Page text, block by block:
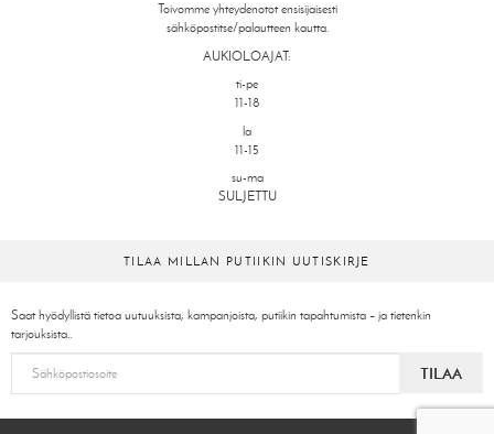
Toivomme yhteydenotot ensisijaisesti
sähköpostitse/palautteen kautta.
AUKIOLOAJAT:
ti-pe
11-18
la
11-15
su-ma
SULJETTU
TILAA MILLAN PUTIIKIN UUTISKIRJE
Saat hyödyllistä tietoa uutuuksista, kampanjoista, putiikin tapahtumista – ja tietenkin
tarjouksista..
TILAA